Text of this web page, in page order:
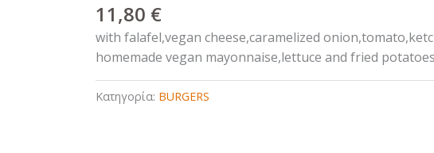
11,80 €
with falafel,vegan cheese,caramelized
homemade vegan mayonnaise,lettuce and fried potatoes
Κατηγορία: BURGERS